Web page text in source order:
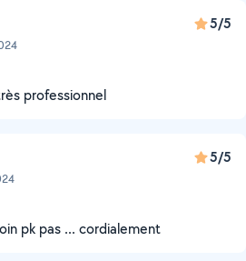
5/5
professionnel
5/5
pk pas ... cordialement